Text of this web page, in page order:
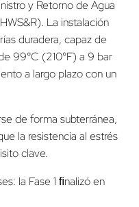
y Retorno de Agua
La instalación
duradera, capaz de
99°C (210°F) a 9 bar
a largo plazo con un
de forma subterránea,
la resistencia al estrés
clave.
la Fase 1 ﬁnalizó en